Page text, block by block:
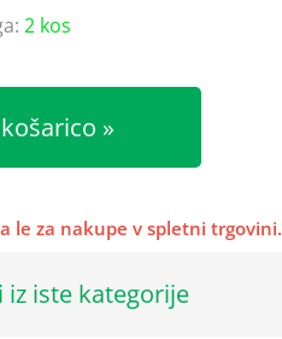
2 kos
le za nakupe v spletni trgovini.
iz iste kategorije